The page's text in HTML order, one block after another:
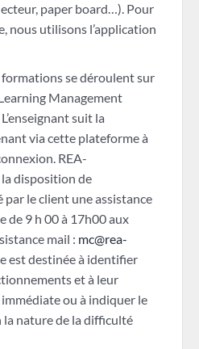
paper board…). Pour
nous utilisons l’application
se déroulent sur
Management
suit la
via cette plateforme à
REA-
disposition de
par le client une assistance
de 9 h 00 à 17h00 aux
mail : mc@rea-
est destinée à identifier
et à leur
ou à indiquer le
la nature de la difficulté